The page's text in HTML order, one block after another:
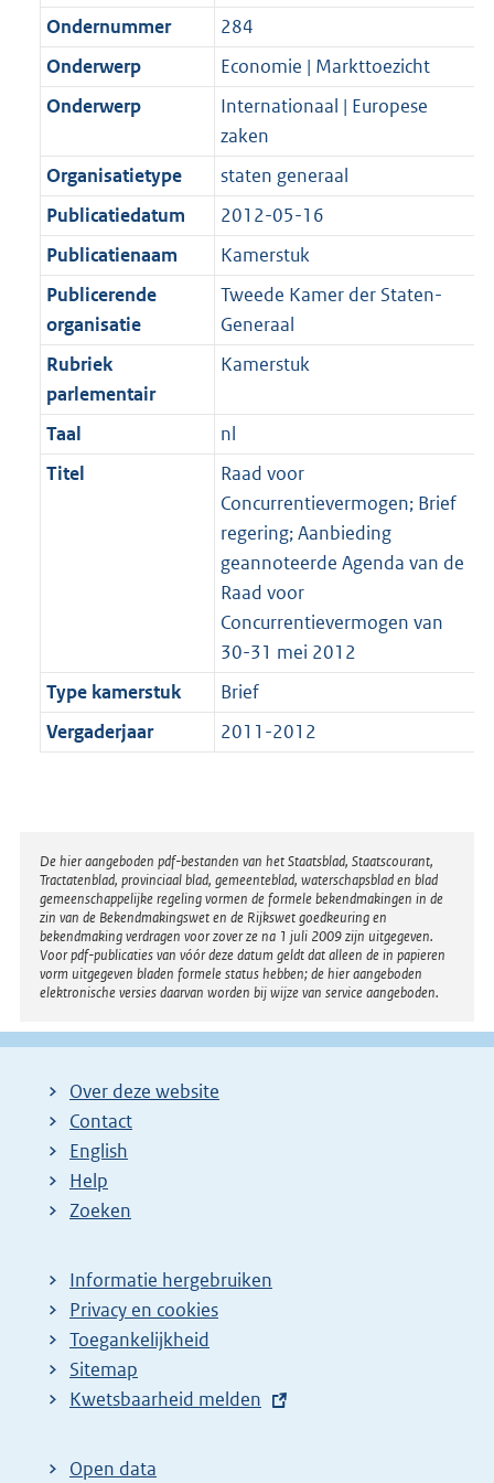
Ondernummer
284
Onderwerp
Economie | Markttoezicht
Onderwerp
Internationaal | Europese
zaken
Organisatietype
staten generaal
Publicatiedatum
2012-05-16
Publicatienaam
Kamerstuk
Publicerende
organisatie
Tweede Kamer der Staten-
Generaal
Rubriek
parlementair
Kamerstuk
Taal
nl
Titel
Raad voor
Concurrentievermogen; Brief
regering; Aanbieding
geannoteerde Agenda van de
Raad voor
Concurrentievermogen van
30-31 mei 2012
Type kamerstuk
Brief
Vergaderjaar
2011-2012
Disclaimer
De hier aangeboden pdf-bestanden van het Staatsblad, Staatscourant,
Tractatenblad, provinciaal blad, gemeenteblad, waterschapsblad en blad
gemeenschappelijke regeling vormen de formele bekendmakingen in de
zin van de Bekendmakingswet en de Rijkswet goedkeuring en
bekendmaking verdragen voor zover ze na 1 juli 2009 zijn uitgegeven.
Voor pdf-publicaties van vóór deze datum geldt dat alleen de in papieren
vorm uitgegeven bladen formele status hebben; de hier aangeboden
elektronische versies daarvan worden bij wijze van service aangeboden.
Over deze website
Contact
English
Help
Zoeken
Informatie hergebruiken
Privacy en cookies
Toegankelijkheid
Sitemap
E
t
Kwetsbaarheid melden
Open data